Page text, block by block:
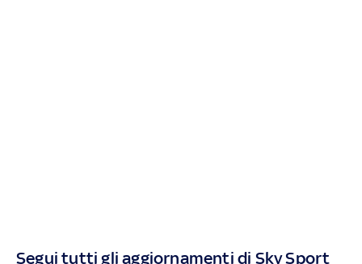
Segui tutti gli aggiornamenti di Sky Sport